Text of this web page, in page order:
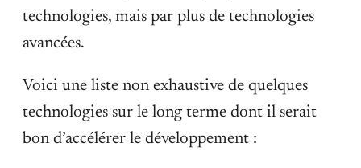
technologies, mais par plus de technologies
avancées.
Voici une liste non exhaustive de quelques
technologies sur le long terme dont il serait
bon d’accélérer le développement :